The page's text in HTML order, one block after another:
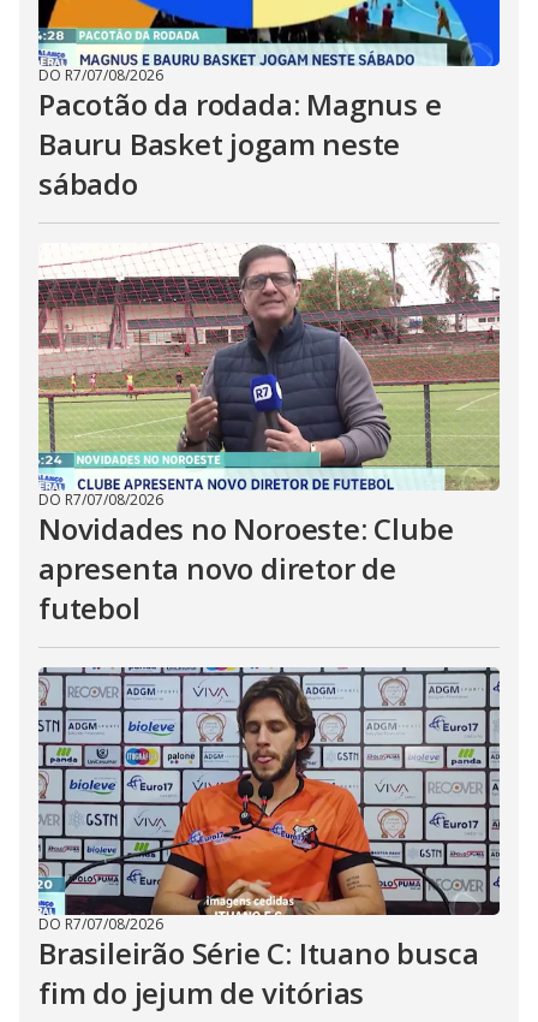
DO R7/07/08/2026
Pacotão da rodada: Magnus e
Bauru Basket jogam neste
sábado
DO R7/07/08/2026
Novidades no Noroeste: Clube
apresenta novo diretor de
futebol
DO R7/07/08/2026
Brasileirão Série C: Ituano busca
fim do jejum de vitórias